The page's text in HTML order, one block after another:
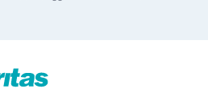
2014, izin usaha sebagai Penjamin Emisi
Otoritas Jasa Keuangan Nomor KEP-
Jasa Keuangan Nomor S-
2017, dan beberapa izin usaha lainnya